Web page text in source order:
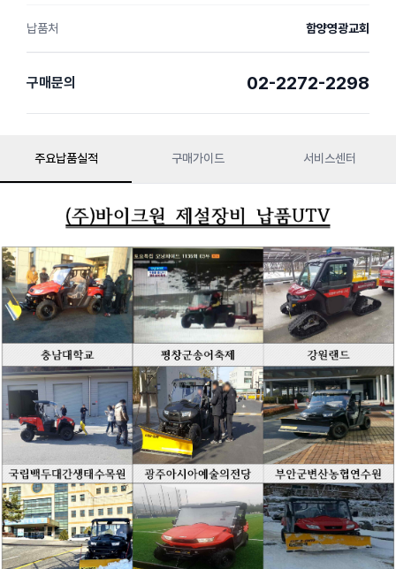
납품처 함양영광교회
구매문의 02-2272-2298
주요납품실적 구매가이드 서비스센터